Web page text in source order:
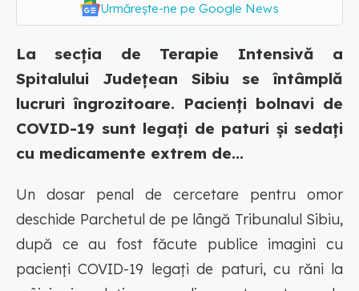
Urmărește-ne pe Google News
La secția de Terapie Intensivă a
Spitalului Județean Sibiu se întâmplă
lucruri îngrozitoare. Pacienți bolnavi de
COVID-19 sunt legați de paturi și sedați
cu medicamente extrem de...
Un dosar penal de cercetare pentru omor
deschide Parchetul de pe lângă Tribunalul Sibiu,
după ce au fost făcute publice imagini cu
pacienți COVID-19 legați de paturi, cu răni la